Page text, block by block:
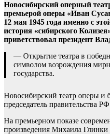
Новосибирский оперный
премьерой оперы «Иван
12 мая 1945 года именно с
история «сибирского
приветствовал президент
— Открытие театра в
символом возрождения
государства.
Новосибирский театр оперы и
председатель правительства
На премьерном показе
произведения Михаила Глинки